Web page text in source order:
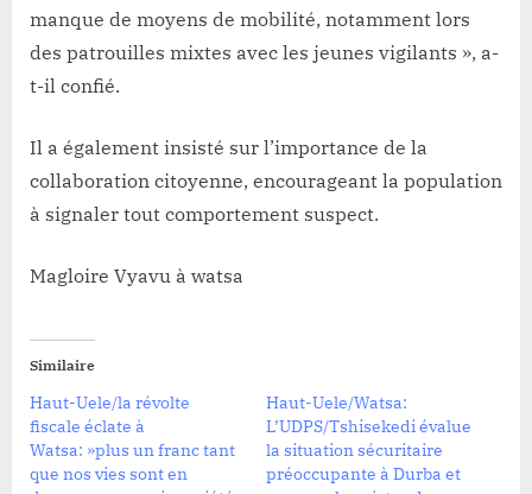
manque de moyens de mobilité, notamment lors
des patrouilles mixtes avec les jeunes vigilants », a-
t-il confié.
Il a également insisté sur l’importance de la
collaboration citoyenne, encourageant la population
à signaler tout comportement suspect.
Magloire Vyavu à watsa
Similaire
Haut-Uele/la révolte
fiscale éclate à
Watsa: »plus un franc tant
que nos vies sont en
Haut-Uele/Watsa:
L’UDPS/Tshisekedi évalue
la situation sécuritaire
préoccupante à Durba et